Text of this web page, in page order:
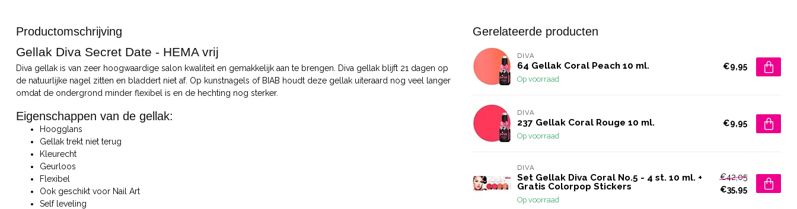
Productomschrijving
Gellak Diva Secret Date - HEMA vrij
Diva gellak is van zeer hoogwaardige salon kwaliteit en gemakkelijk aan te brengen. Diva gellak blijft 21 dagen op
de natuurlijke nagel zitten en bladdert niet af. Op kunstnagels of BIAB houdt deze gellak uiteraard nog veel langer
omdat de ondergrond minder flexibel is en de hechting nog sterker.
Eigenschappen van de gellak:
Hoogglans
Gellak trekt niet terug
Kleurecht
Geurloos
Flexibel
Ook geschikt voor Nail Art
Self leveling
Gerelateerde producten
DIVA
64 Gellak Coral Peach 10 ml.
Op voorraad
€9,95
DIVA
237 Gellak Coral Rouge 10 ml.
Op voorraad
€9,95
DIVA
Set Gellak Diva Coral No.5 - 4 st. 10 ml. +
Gratis Colorpop Stickers
Op voorraad
€42,05
€35,95